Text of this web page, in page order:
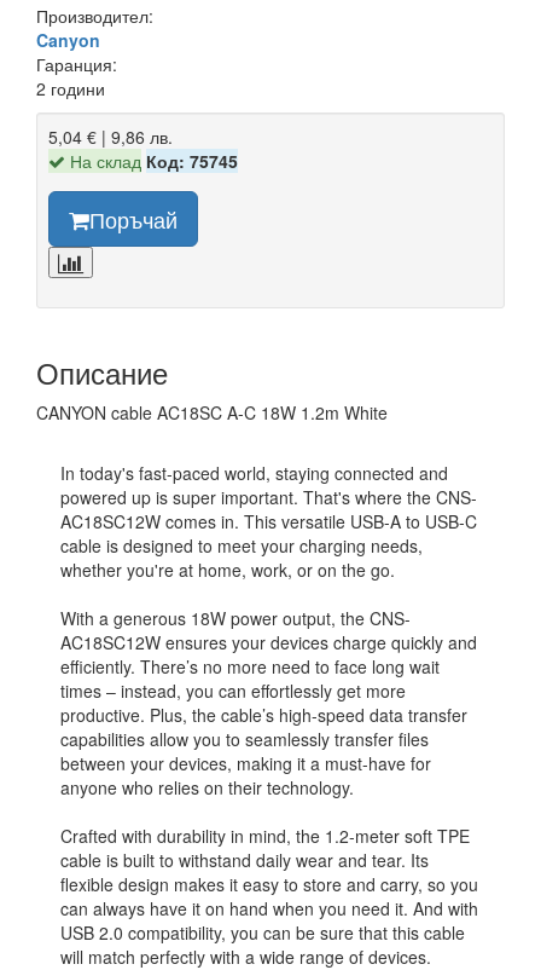
Производител:
Canyon
Гаранция:
2 години
5,04 € | 9,86 лв.
На склад Код: 75745
Поръчай
Описание
CANYON cable AC18SC A-C 18W 1.2m White
In today's fast-paced world, staying connected and
powered up is super important. That's where the CNS-
AC18SC12W comes in. This versatile USB-A to USB-C
cable is designed to meet your charging needs,
whether you're at home, work, or on the go.
With a generous 18W power output, the CNS-
AC18SC12W ensures your devices charge quickly and
efficiently. There’s no more need to face long wait
times – instead, you can effortlessly get more
productive. Plus, the cable’s high-speed data transfer
capabilities allow you to seamlessly transfer files
between your devices, making it a must-have for
anyone who relies on their technology.
Crafted with durability in mind, the 1.2-meter soft TPE
cable is built to withstand daily wear and tear. Its
flexible design makes it easy to store and carry, so you
can always have it on hand when you need it. And with
USB 2.0 compatibility, you can be sure that this cable
will match perfectly with a wide range of devices.